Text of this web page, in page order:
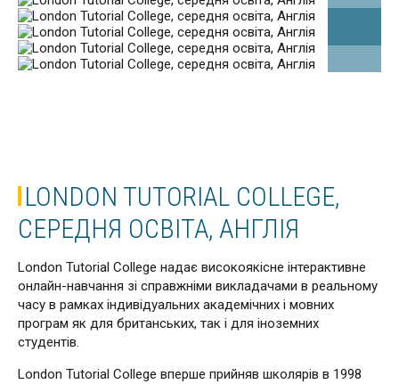
LONDON TUTORIAL COLLEGE,
СЕРЕДНЯ ОСВІТА, АНГЛІЯ
London Tutorial College надає високоякісне інтерактивне
онлайн-навчання зі справжніми викладачами в реальному
часу в рамках індивідуальних академічних і мовних
програм як для британських, так і для іноземних
студентів.
London Tutorial College вперше прийняв школярів в 1998